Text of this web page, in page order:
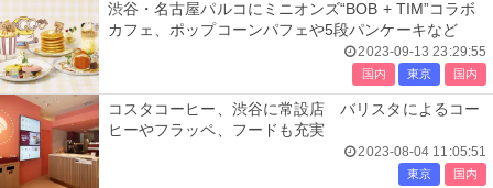
渋谷・名古屋パルコにミニオンズ“BOB + TIM”コラボ
カフェ、ポップコーンパフェや5段パンケーキなど
2023-09-13 23:29:55
国内 東京 国内
コスタコーヒー、渋谷に常設店 バリスタによるコー
ヒーやフラッペ、フードも充実
2023-08-04 11:05:51
東京 国内